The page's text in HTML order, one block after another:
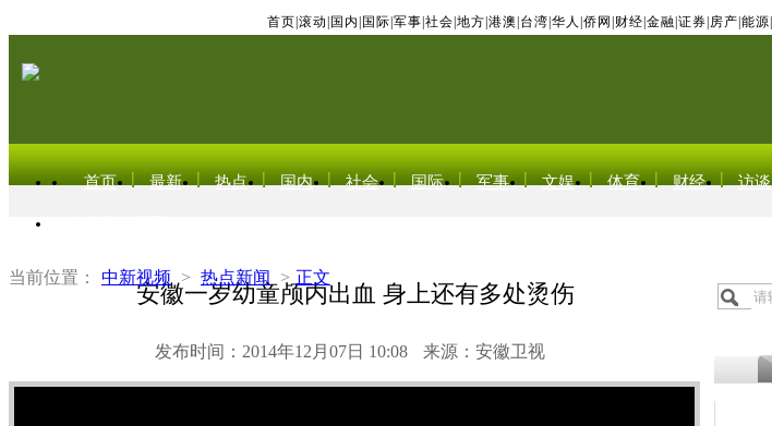
首页 滚动 国内 国际 军事 社会 地方 港澳 台湾 华人 侨网 财经 金融 证券 房产 能源
首页 最新 热点 国内 社会 国际 军事 文娱 体育 财经 访谈
当前位置： 中新视频 > 热点新闻 > 正文
安徽一岁幼童颅内出血 身上还有多处烫伤
发布时间：2014年12月07日 10:08 来源：安徽卫视